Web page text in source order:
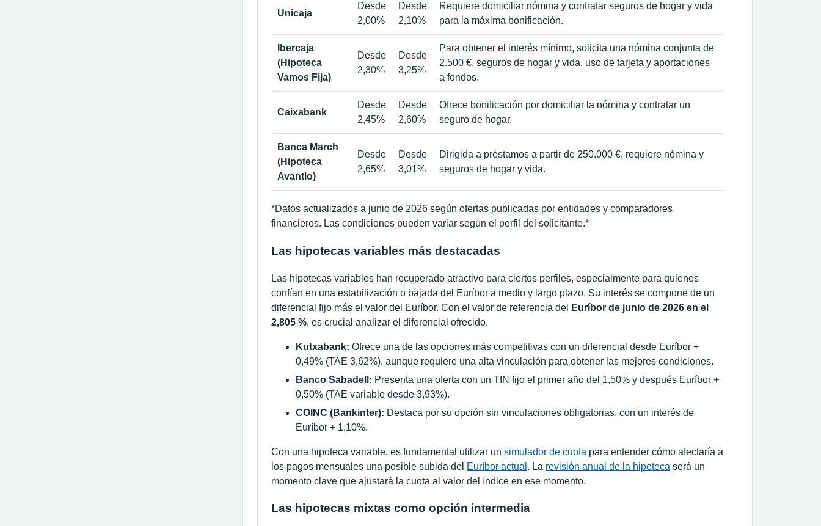
Unicaja
Desde
2,00%
Desde
2,10%
Requiere domiciliar nómina y contratar seguros de hogar y vida
para la máxima bonificación.
Ibercaja
(Hipoteca
Vamos Fija)
Desde
2,30%
Desde
3,25%
Para obtener el interés mínimo, solicita una nómina conjunta de
2.500 €, seguros de hogar y vida, uso de tarjeta y aportaciones
a fondos.
Caixabank
Desde
2,45%
Desde
2,60%
Ofrece bonificación por domiciliar la nómina y contratar un
seguro de hogar.
Banca March
(Hipoteca
Avantio)
Desde
2,65%
Desde
3,01%
Dirigida a préstamos a partir de 250.000 €, requiere nómina y
seguros de hogar y vida.
*Datos actualizados a junio de 2026 según ofertas publicadas por entidades y comparadores
financieros. Las condiciones pueden variar según el perfil del solicitante.*
Las hipotecas variables más destacadas
Las hipotecas variables han recuperado atractivo para ciertos perfiles, especialmente para quienes
confían en una estabilización o bajada del Euríbor a medio y largo plazo. Su interés se compone de un
diferencial fijo más el valor del Euríbor. Con el valor de referencia del
Euríbor de junio de 2026 en el
2,805 %, es crucial analizar el diferencial ofrecido.
Kutxabank: Ofrece una de las opciones más competitivas con un diferencial desde Euríbor +
0,49% (TAE 3,62%), aunque requiere una alta vinculación para obtener las mejores condiciones.
Banco Sabadell: Presenta una oferta con un TIN fijo el primer año del 1,50% y después Euríbor +
0,50% (TAE variable desde 3,93%).
COINC (Bankinter): Destaca por su opción sin vinculaciones obligatorias, con un interés de
Euríbor + 1,10%.
Con una hipoteca variable, es fundamental utilizar un simulador de cuota para entender cómo afectaría a
los pagos mensuales una posible subida del Euríbor actual . La revisión anual de la hipoteca será un
momento clave que ajustará la cuota al valor del índice en ese momento.
Las hipotecas mixtas como opción intermedia